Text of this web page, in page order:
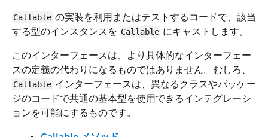
Callable の実装を利用またはテストするコードで、該当
する型のインスタンスを Callable にキャストします。
このインターフェースは、より具体的なインターフェー
スの定義の代わりになるものではありません。むしろ、
Callable インターフェースは、異なるクラスやパッケー
ジのコードで共通の基本型を使用できるインテグレーシ
ョンを可能にするものです。